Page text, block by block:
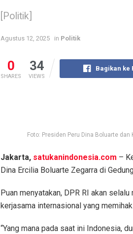
[Politik]
Agustus 12, 2025 in Politik
0
SHARES
34
VIEWS
Bagikan ke
Foto: Presiden Peru Dina Boluarte
Jakarta, satukanindonesia.com –
Dina Ercilia Boluarte Zegarra di
Puan menyatakan, DPR RI akan
kerjasama internasional yang
“Yang mana pada saat ini Indonesia,